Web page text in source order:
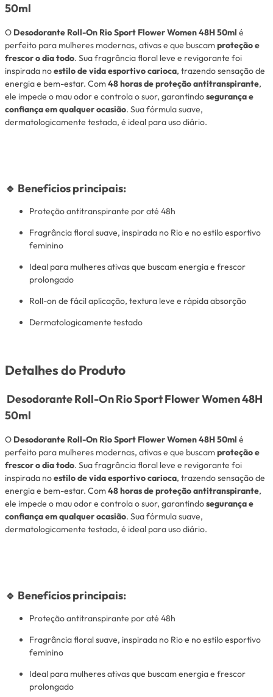
50ml
O Desodorante Roll-On Rio Sport Flower Women 48H 50ml é
perfeito para mulheres modernas, ativas e que buscamproteção e
frescor o dia todo. Sua fragrância floral leve e revigorante foi
inspirada noestilo de vida esportivo carioca, trazendo sensação de
energia e bem-estar. Com48 horas de proteção antitranspirante,
ele impede o mau odor e controla o suor, garantindosegurança e
confiança em qualquer ocasião. Sua fórmula suave,
dermatologicamente testada, é ideal para uso diário.
🔹 Benefícios principais:
Proteção antitranspirante por até 48h
Fragrância floral suave, inspirada no Rio e no estilo esportivo
feminino
Ideal para mulheres ativas que buscam energia e frescor
prolongado
Roll-on de fácil aplicação, textura leve e rápida absorção
Dermatologicamente testado
Detalhes do Produto
Desodorante Roll-On Rio Sport Flower Women 48H
50ml
O Desodorante Roll-On Rio Sport Flower Women 48H 50ml é
perfeito para mulheres modernas, ativas e que buscamproteção e
frescor o dia todo. Sua fragrância floral leve e revigorante foi
inspirada noestilo de vida esportivo carioca, trazendo sensação de
energia e bem-estar. Com48 horas de proteção antitranspirante,
ele impede o mau odor e controla o suor, garantindosegurança e
confiança em qualquer ocasião. Sua fórmula suave,
dermatologicamente testada, é ideal para uso diário.
🔹 Benefícios principais:
Proteção antitranspirante por até 48h
Fragrância floral suave, inspirada no Rio e no estilo esportivo
feminino
Ideal para mulheres ativas que buscam energia e frescor
prolongado